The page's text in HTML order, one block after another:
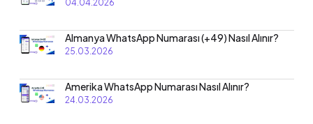
04.04.2026
Almanya WhatsApp Numarası (+49) Nasıl Alınır?
25.03.2026
Amerika WhatsApp Numarası Nasıl Alınır?
24.03.2026